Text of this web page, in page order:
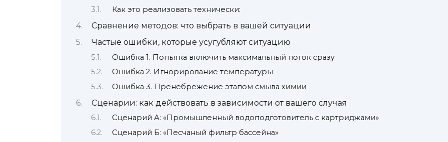
Как это реализовать технически:
Сравнение методов: что выбрать в вашей ситуации
Частые ошибки, которые усугубляют ситуацию
Ошибка 1. Попытка включить максимальный поток сразу
Ошибка 2. Игнорирование температуры
Ошибка 3. Пренебрежение этапом смыва химии
Сценарии: как действовать в зависимости от вашего случая
Сценарий А: «Промышленный водоподготовитель с картриджами»
Сценарий Б: «Песчаный фильтр бассейна»